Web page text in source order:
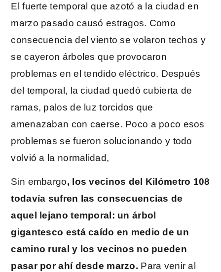
El fuerte temporal que azotó a la ciudad en
marzo pasado causó estragos. Como
consecuencia del viento se volaron techos y
se cayeron árboles que provocaron
problemas en el tendido eléctrico. Después
del temporal, la ciudad quedó cubierta de
ramas, palos de luz torcidos que
amenazaban con caerse. Poco a poco esos
problemas se fueron solucionando y todo
volvió a la normalidad,
Sin embargo, los vecinos del Kilómetro 108
todavía sufren las consecuencias de
aquel lejano temporal: un árbol
gigantesco está caído en medio de un
camino rural y los vecinos no pueden
pasar por ahí desde marzo. Para venir al